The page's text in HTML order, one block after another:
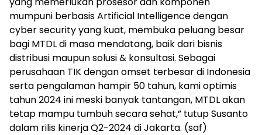
mumpuni berbasis Artificial Intelligence dengan
cyber security yang kuat, membuka peluang besar
bagi MTDL di masa mendatang, baik dari bisnis
distribusi maupun solusi & konsultasi. Sebagai
perusahaan TIK dengan omset terbesar di Indonesia
serta pengalaman hampir 50 tahun, kami optimis
tahun 2024 ini meski banyak tantangan, MTDL akan
tetap mampu tumbuh secara sehat,” tutup Susanto
dalam rilis kinerja Q2-2024 di Jakarta. (saf)